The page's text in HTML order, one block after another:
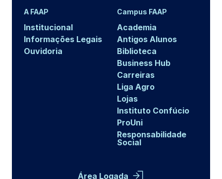
A FAAP
Institucional
Informações Legais
Ouvidoria
Campus FAAP
Academia
Antigos Alunos
Biblioteca
Business Hub
Carreiras
Liga Agro
Lojas
Instituto Confúcio
ProUni
Responsabilidade
Social
Área Logada